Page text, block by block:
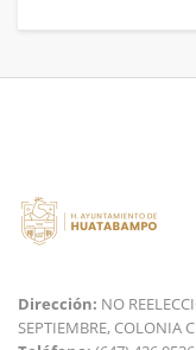
Dirección: NO
SEPTIEMBRE, COLONIA